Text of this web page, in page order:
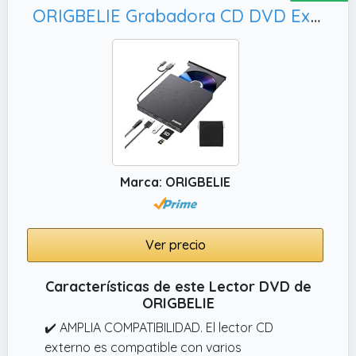
Windows 11/10/8/7, MacOS y Linux. Ideal
como dvd externo para pc de sobremesa o
conecta siempre al puerto USB trasero de la
✔️ Lectura y grabación estable: Compatible
con DVD±R/RW y CDR/RW; úsalo como
lector cd para escuchar música, ver películas
o archivar fotos. Velocidades máx.
ORIGBELIE Grabadora CD DVD Externa, Mac OS
Marca: ORIGBELIE
Ver precio
Características de este Lector DVD de
ORIGBELIE
✔️ AMPLIA COMPATIBILIDAD. El lector CD
externo es compatible con varios